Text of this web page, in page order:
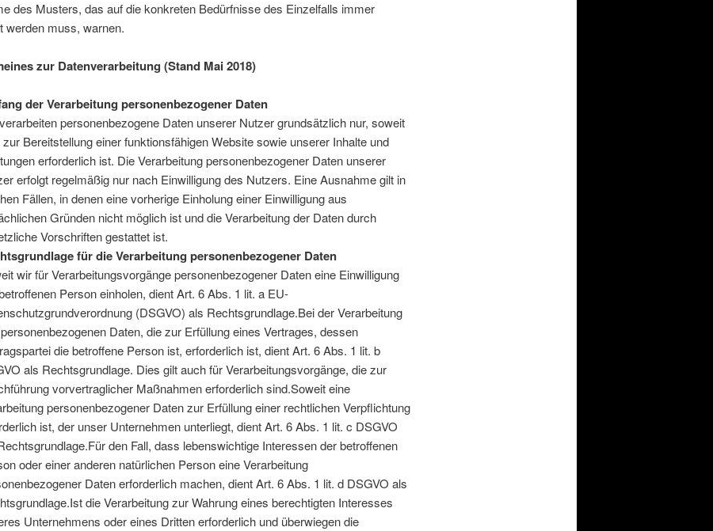
des Musters, das auf die konkreten Bedürfnisse des Einzelfalls immer
werden muss, warnen.
zur Datenverarbeitung (Stand Mai 2018)
der Verarbeitung personenbezogener Daten
personenbezogene Daten unserer Nutzer grundsätzlich nur, soweit
zur Bereitstellung einer funktionsfähigen Website sowie unserer Inhalte und
erforderlich ist. Die Verarbeitung personenbezogener Daten unserer
erfolgt regelmäßig nur nach Einwilligung des Nutzers. Eine Ausnahme gilt in
Fällen, in denen eine vorherige Einholung einer Einwilligung aus
Gründen nicht möglich ist und die Verarbeitung der Daten durch
Vorschriften gestattet ist.
für die Verarbeitung personenbezogener Daten
wir für Verarbeitungsvorgänge personenbezogener Daten eine Einwilligung
Person einholen, dient Art. 6 Abs. 1 lit. a EU-
(DSGVO) als Rechtsgrundlage.Bei der Verarbeitung
Daten, die zur Erfüllung eines Vertrages, dessen
die betroffene Person ist, erforderlich ist, dient Art. 6 Abs. 1 lit. b
als Rechtsgrundlage. Dies gilt auch für Verarbeitungsvorgänge, die zur
vorvertraglicher Maßnahmen erforderlich sind.Soweit eine
personenbezogener Daten zur Erfüllung einer rechtlichen Verpflichtung
ist, der unser Unternehmen unterliegt, dient Art. 6 Abs. 1 lit. c DSGVO
den Fall, dass lebenswichtige Interessen der betroffenen
oder einer anderen natürlichen Person eine Verarbeitung
Daten erforderlich machen, dient Art. 6 Abs. 1 lit. d DSGVO als
die Verarbeitung zur Wahrung eines berechtigten Interesses
Unternehmens oder eines Dritten erforderlich und überwiegen die